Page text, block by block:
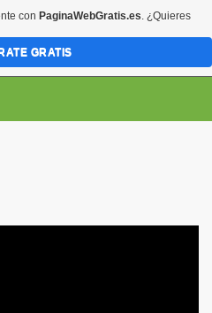
con PaginaWebGratis.es. ¿Quieres
GRATIS